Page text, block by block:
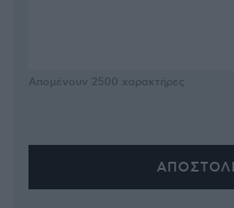
Απομένουν 2500 χαρακτήρες